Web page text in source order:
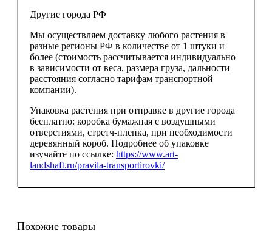
Другие города РФ
Мы осуществляем доставку любого растения в
разные регионы РФ в количестве от 1 штуки и
более (стоимость рассчитывается индивидуально
в зависимости от веса, размера груза, дальности
расстояния согласно тарифам транспортной
компании).
Упаковка растения при отправке в другие города
бесплатно: коробка бумажная с воздушными
отверстиями, стретч-пленка, при необходимости
деревянный короб. Подробнее об упаковке
изучайте по ссылке: https://www.art-
landshaft.ru/pravila-transportirovki/
Похожие товары